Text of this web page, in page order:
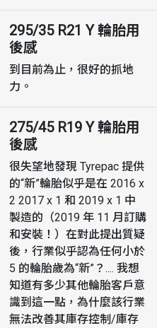
295/35 R21 Y 輪胎用
後感
到目前為止，很好的抓地
力。
275/45 R19 Y 輪胎用
後感
很失望地發現 Tyrepac 提供
的“新”輪胎似乎是在 2016 x
2 2017 x 1 和 2019 x 1 中
製造的（2019 年 11 月訂購
和安裝！）在對此提出質疑
後，行業似乎認為任何小於
5 的輪胎歲為“新”？.... 我想
知道有多少其他輪胎客戶意
識到這一點，為什麼該行業
無法改善其庫存控制/庫存